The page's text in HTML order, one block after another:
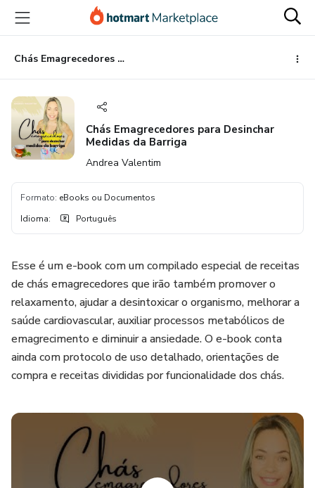
para
conteúdo
principal
para
pagamento
para
rodapé
Chás Emagrecedores para Desinchar Medidas da Barriga
Chás Emagrecedores para Desinchar
Medidas da Barriga
Andrea Valentim
Formato: eBooks ou Documentos
Idioma: Português
Esse é um e-book com um compilado especial de receitas
de chás emagrecedores que irão também promover o
relaxamento, ajudar a desintoxicar o organismo, melhorar a
saúde cardiovascular, auxiliar processos metabólicos de
emagrecimento e diminuir a ansiedade. O e-book conta
ainda com protocolo de uso detalhado, orientações de
compra e receitas divididas por funcionalidade dos chás.